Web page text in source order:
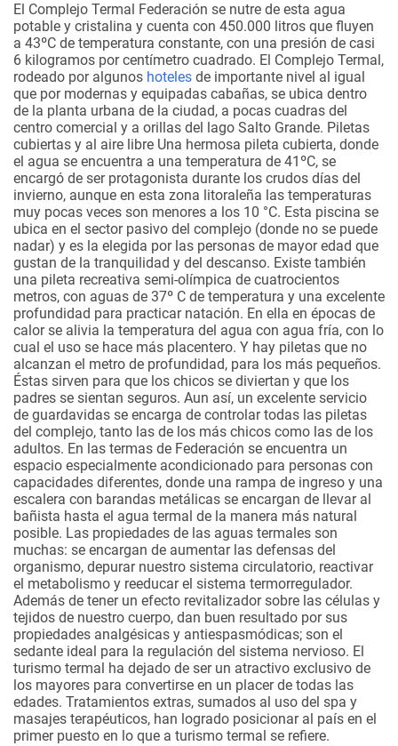
El Complejo Termal Federación se nutre de esta agua
potable y cristalina y cuenta con 450.000 litros que fluyen
a 43ºC de temperatura constante, con una presión de casi
6 kilogramos por centímetro cuadrado. El Complejo Termal,
rodeado por algunos hoteles de importante nivel al igual
que por modernas y equipadas cabañas, se ubica dentro
de la planta urbana de la ciudad, a pocas cuadras del
centro comercial y a orillas del lago Salto Grande. Piletas
cubiertas y al aire libre Una hermosa pileta cubierta, donde
el agua se encuentra a una temperatura de 41ºC, se
encargó de ser protagonista durante los crudos días del
invierno, aunque en esta zona litoraleña las temperaturas
muy pocas veces son menores a los 10 °C. Esta piscina se
ubica en el sector pasivo del complejo (donde no se puede
nadar) y es la elegida por las personas de mayor edad que
gustan de la tranquilidad y del descanso. Existe también
una pileta recreativa semi-olímpica de cuatrocientos
metros, con aguas de 37º C de temperatura y una excelente
profundidad para practicar natación. En ella en épocas de
calor se alivia la temperatura del agua con agua fría, con lo
cual el uso se hace más placentero. Y hay piletas que no
alcanzan el metro de profundidad, para los más pequeños.
Éstas sirven para que los chicos se diviertan y que los
padres se sientan seguros. Aun así, un excelente servicio
de guardavidas se encarga de controlar todas las piletas
del complejo, tanto las de los más chicos como las de los
adultos. En las termas de Federación se encuentra un
espacio especialmente acondicionado para personas con
capacidades diferentes, donde una rampa de ingreso y una
escalera con barandas metálicas se encargan de llevar al
bañista hasta el agua termal de la manera más natural
posible. Las propiedades de las aguas termales son
muchas: se encargan de aumentar las defensas del
organismo, depurar nuestro sistema circulatorio, reactivar
el metabolismo y reeducar el sistema termorregulador.
Además de tener un efecto revitalizador sobre las células y
tejidos de nuestro cuerpo, dan buen resultado por sus
propiedades analgésicas y antiespasmódicas; son el
sedante ideal para la regulación del sistema nervioso. El
turismo termal ha dejado de ser un atractivo exclusivo de
los mayores para convertirse en un placer de todas las
edades. Tratamientos extras, sumados al uso del spa y
masajes terapéuticos, han logrado posicionar al país en el
primer puesto en lo que a turismo termal se refiere.